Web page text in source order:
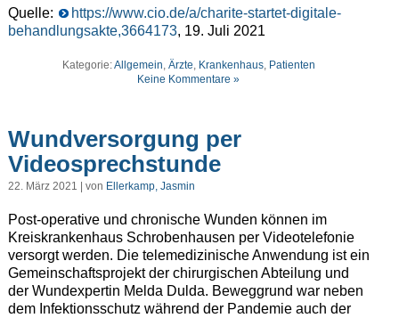
Quelle:
https://www.cio.de/a/charite-startet-digitale-
behandlungsakte,3664173, 19. Juli 2021
Kategorie:Allgemein, Ärzte, Krankenhaus, Patienten
Keine Kommentare »
Wundversorgung per
Videosprechstunde
22. März 2021 | von Ellerkamp, Jasmin
Post-operative und chronische Wunden können im
Kreiskrankenhaus Schrobenhausen per Videotelefonie
versorgt werden. Die telemedizinische Anwendung ist ein
Gemeinschaftsprojekt der chirurgischen Abteilung und
der Wundexpertin Melda Dulda. Beweggrund war neben
dem Infektionsschutz während der Pandemie auch der